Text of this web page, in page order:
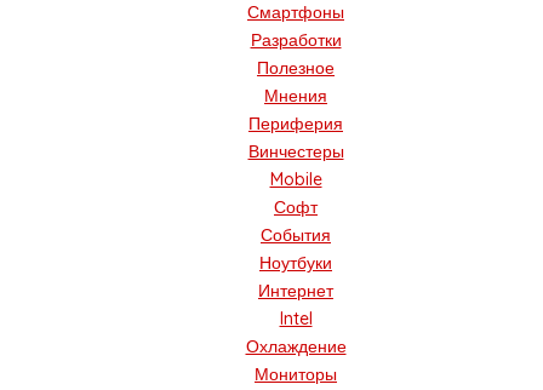
Смартфоны
Разработки
Полезное
Мнения
Периферия
Винчестеры
Mobile
Софт
События
Ноутбуки
Интернет
Intel
Охлаждение
Мониторы